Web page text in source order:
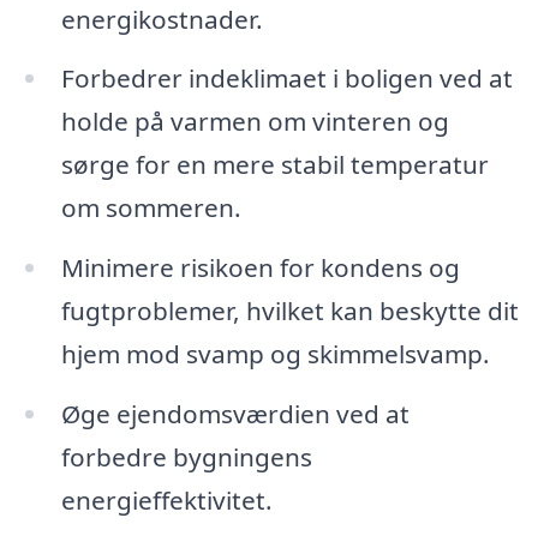
energikostnader.
Forbedrer indeklimaet i boligen ved at
holde på varmen om vinteren og
sørge for en mere stabil temperatur
om sommeren.
Minimere risikoen for kondens og
fugtproblemer, hvilket kan beskytte dit
hjem mod svamp og skimmelsvamp.
Øge ejendomsværdien ved at
forbedre bygningens
energieffektivitet.